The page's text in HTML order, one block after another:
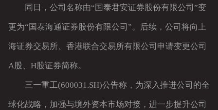
同日，公司名称由“国泰君安证券股份有限公司”变
更为“国泰海通证券股份有限公司”。后续，公司将向上
海证券交易所、香港联合交易所有限公司申请变更公司
A股、H股证券简称。
三一重工(600031.SH)公告称，为深入推进公司的全
球化战略，加强与境外资本市场对接，进一步提升公司